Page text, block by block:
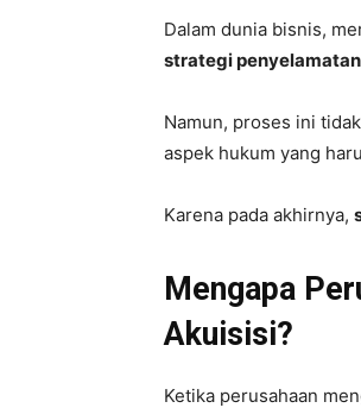
Dalam dunia bisnis,
strategi
Namun, proses ini
aspek hukum yang
Karena pada akhirnya,
Mengapa
Akuisisi?
Ketika perusahaan